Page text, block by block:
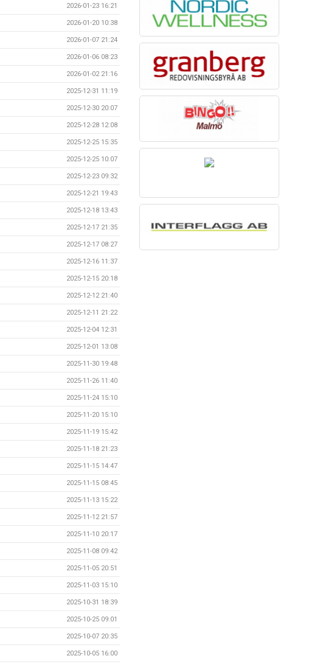
2026-01-23 16:21
2026-01-20 10:38
2026-01-07 21:24
2026-01-06 08:23
2026-01-02 21:16
2025-12-31 11:19
2025-12-30 20:07
2025-12-28 12:08
2025-12-25 15:35
2025-12-25 10:07
2025-12-23 09:32
2025-12-21 19:43
2025-12-18 13:43
2025-12-17 21:35
2025-12-17 08:27
2025-12-16 11:37
2025-12-15 20:18
2025-12-12 21:40
2025-12-11 21:22
2025-12-04 12:31
2025-12-01 13:08
2025-11-30 19:48
2025-11-26 11:40
2025-11-24 15:10
2025-11-20 15:10
2025-11-19 15:42
2025-11-18 21:23
2025-11-15 14:47
2025-11-15 08:45
2025-11-13 15:22
2025-11-12 21:57
2025-11-10 20:17
2025-11-08 09:42
2025-11-05 20:51
2025-11-03 15:10
2025-10-31 18:39
2025-10-25 09:01
2025-10-07 20:35
2025-10-05 16:00